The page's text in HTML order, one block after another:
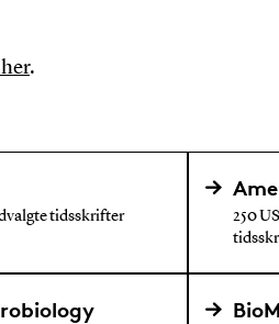
.
tidsskrifter
250